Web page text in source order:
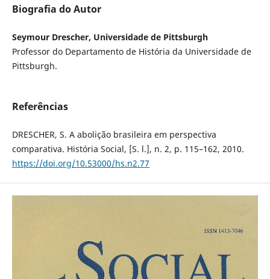
Biografia do Autor
Seymour Drescher, Universidade de Pittsburgh
Professor do Departamento de História da Universidade de
Pittsburgh.
Referências
DRESCHER, S. A abolição brasileira em perspectiva
comparativa. História Social, [S. l.], n. 2, p. 115–162, 2010.
https://doi.org/10.53000/hs.n2.77